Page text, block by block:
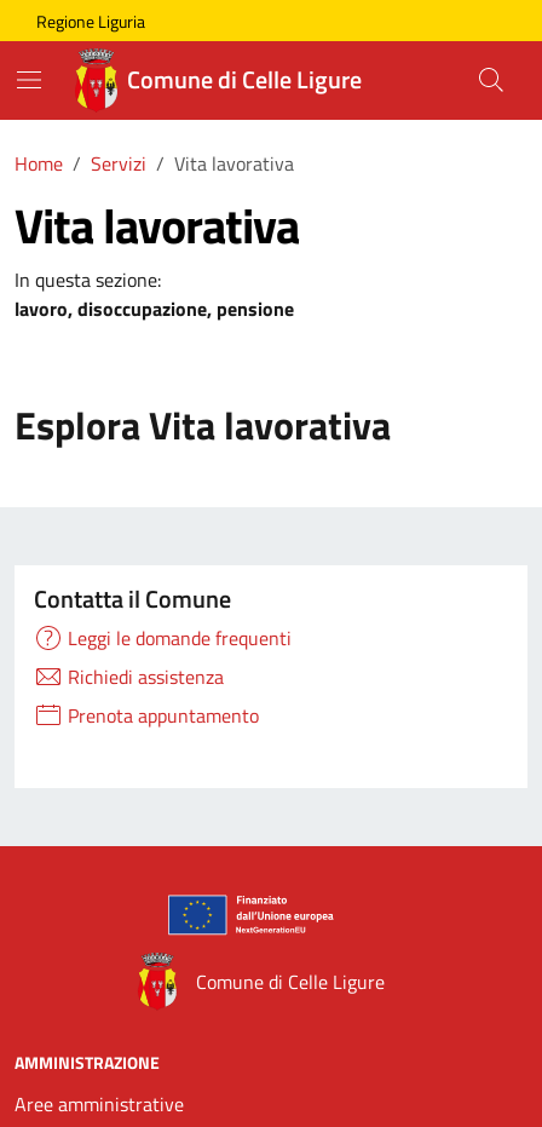
Skip to main content
Comune di Celle Ligure
Regione Liguria
Comune di Celle Ligure
Home Servizi Vita lavorativa
Vita lavorativa
In questa sezione:
lavoro, disoccupazione, pensione
Esplora Vita lavorativa
Contatta il Comune
Leggi le domande frequenti
Richiedi assistenza
Prenota appuntamento
Comune di Celle Ligure
AMMINISTRAZIONE
Aree amministrative